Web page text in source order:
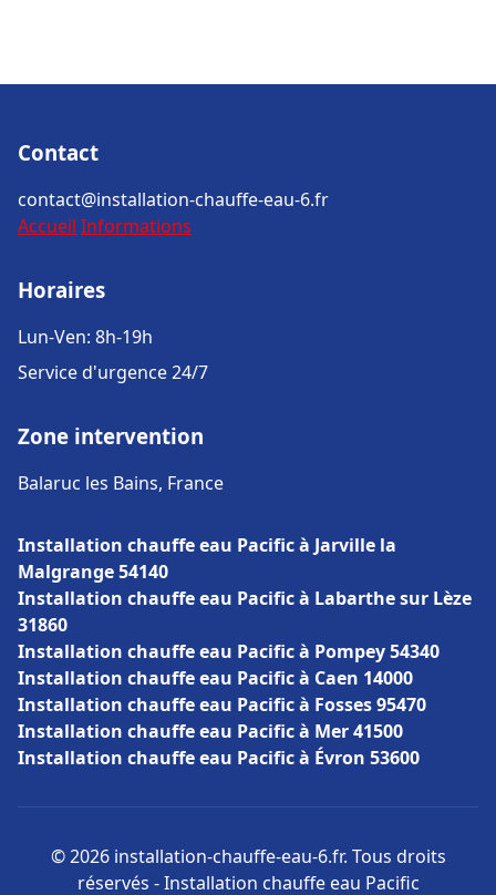
Contact
contact@installation-chauffe-eau-6.fr
Accueil Informations
Horaires
Lun-Ven: 8h-19h
Service d'urgence 24/7
Zone intervention
Balaruc les Bains, France
Installation chauffe eau Pacific à Jarville la
Malgrange 54140
Installation chauffe eau Pacific à Labarthe sur Lèze
31860
Installation chauffe eau Pacific à Pompey 54340
Installation chauffe eau Pacific à Caen 14000
Installation chauffe eau Pacific à Fosses 95470
Installation chauffe eau Pacific à Mer 41500
Installation chauffe eau Pacific à Évron 53600
© 2026 installation-chauffe-eau-6.fr. Tous droits
réservés - Installation chauffe eau Pacific